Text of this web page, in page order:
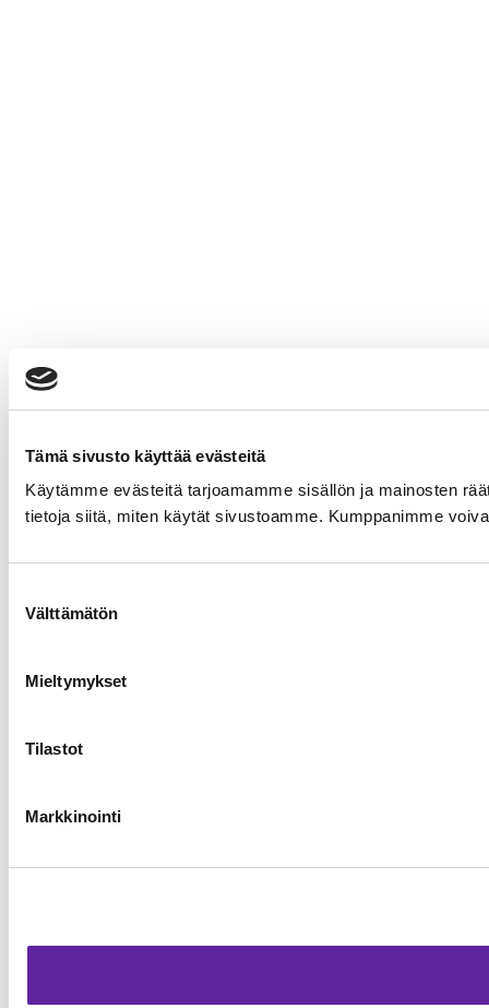
Tämä sivusto käyttää evästeitä
Käytämme evästeitä tarjoamamme sisällön ja mainosten
tietoja siitä, miten käytät sivustoamme. Kumppanimme
valinta
Välttämätön
Mieltymykset
Tilastot
Markkinointi